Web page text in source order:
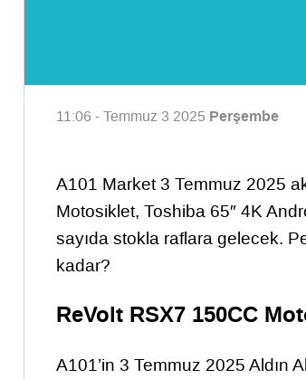
11:06 - Temmuz 3 2025 Perşembe
A101 Market 3 Temmuz 2025
Motosiklet, Toshiba 65″ 4K
sayıda stokla raflara gelecek.
kadar?
ReVolt RSX7 150CC
A101’in 3 Temmuz 2025 Aldın